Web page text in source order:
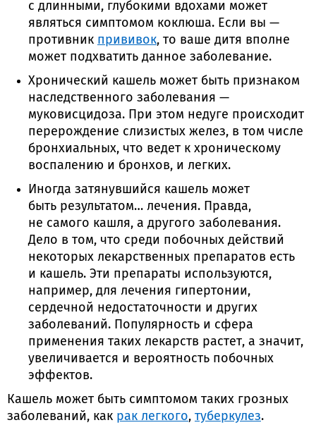
с длинными, глубокими вдохами может
являться симптомом коклюша. Если вы —
противник прививок, то ваше дитя вполне
может подхватить данное заболевание.
Хронический кашель может быть признаком
наследственного заболевания —
муковисцидоза. При этом недуге происходит
перерождение слизистых желез, в том числе
бронхиальных, что ведет к хроническому
воспалению и бронхов, и легких.
Иногда затянувшийся кашель может
быть результатом… лечения. Правда,
не самого кашля, а другого заболевания.
Дело в том, что среди побочных действий
некоторых лекарственных препаратов есть
и кашель. Эти препараты используются,
например, для лечения гипертонии,
сердечной недостаточности и других
заболеваний. Популярность и сфера
применения таких лекарств растет, а значит,
увеличивается и вероятность побочных
эффектов.
Кашель может быть симптомом таких грозных
заболеваний, как рак легкого, туберкулез.